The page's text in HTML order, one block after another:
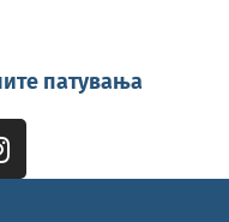
патувања